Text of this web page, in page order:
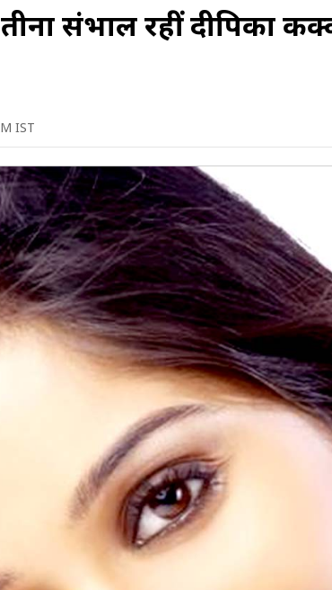
तीनों संभाल रहीं दीपिका
IST